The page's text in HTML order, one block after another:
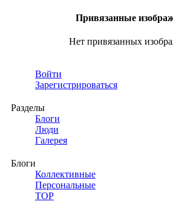
Привязанные
Нет привязанных
Войти
Зарегистрироваться
Разделы
Блоги
Люди
Галерея
Блоги
Коллективные
Персональные
TOP